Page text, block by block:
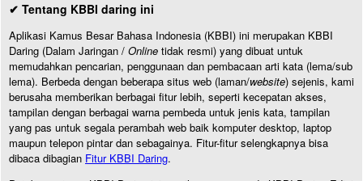
✔ Tentang KBBI daring ini
Aplikasi Kamus Besar Bahasa Indonesia (KBBI) ini merupakan KBBI
Daring (Dalam Jaringan / Online tidak resmi) yang dibuat untuk
memudahkan pencarian, penggunaan dan pembacaan arti kata (lema/sub
lema). Berbeda dengan beberapa situs web (laman/website) sejenis, kami
berusaha memberikan berbagai fitur lebih, seperti kecepatan akses,
tampilan dengan berbagai warna pembeda untuk jenis kata, tampilan
yang pas untuk segala perambah web baik komputer desktop, laptop
maupun telepon pintar dan sebagainya. Fitur-fitur selengkapnya bisa
dibaca dibagian Fitur KBBI Daring.